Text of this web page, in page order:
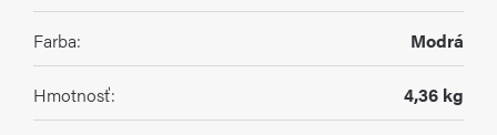
Farba: Modrá
Hmotnosť: 4,36 kg